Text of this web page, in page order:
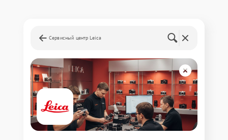
Сервисный центр Leica